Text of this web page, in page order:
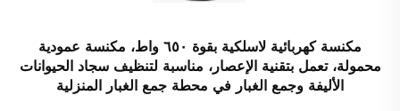
مكنسة كهربائية لاسلكية بقوة ٦٥٠ واط، مكنسة عمودية
محمولة، تعمل بتقنية الإعصار، مناسبة لتنظيف سجاد الحيوانات
الأليفة وجمع الغبار في محطة جمع الغبار المنزلية